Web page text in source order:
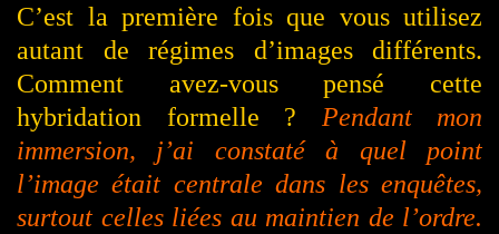
C’est la première fois que vous utilisez
autant de régimes d’images différents.
Comment avez-vous pensé cette
hybridation formelle ?
Pendant mon
immersion, j’ai constaté à quel point
l’image était centrale dans les enquêtes,
surtout celles liées au maintien de l’ordre.